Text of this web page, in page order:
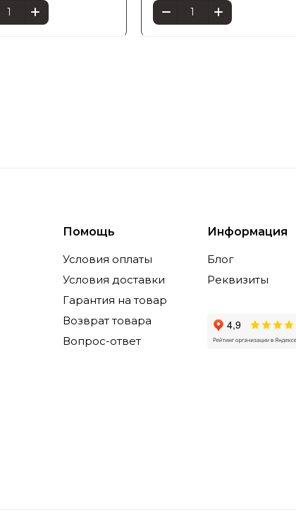
Помощь
Условия оплаты
Условия доставки
Гарантия на товар
Возврат товара
Вопрос-ответ
Информация
Блог
Реквизиты